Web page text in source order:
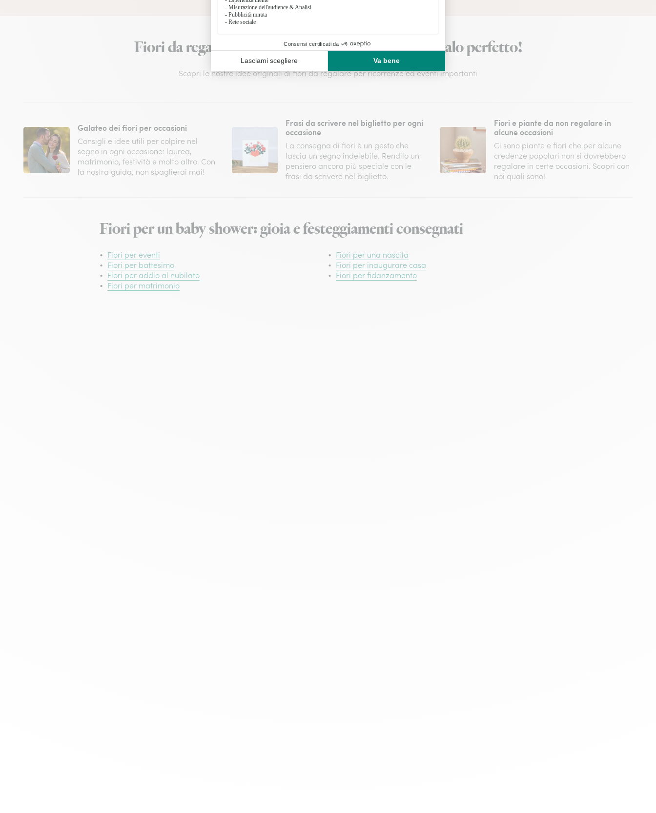
Fiori da regalare per ricorrenze: consigli per un regalo perfetto!
Scopri le nostre idee originali di fiori da regalare per ricorrenze ed eventi importanti
Galateo dei fiori per occasioni
Consigli e idee utili per colpire nel
segno in ogni occasione: laurea,
matrimonio, festività e molto altro. Con
la nostra guida, non sbaglierai mai!
Frasi da scrivere nel biglietto per ogni
occasione
La consegna di fiori è un gesto che
lascia un segno indelebile. Rendilo un
pensiero ancora più speciale con le
frasi da scrivere nel biglietto.
Fiori e piante da non regalare in
alcune occasioni
Ci sono piante e fiori che per alcune
credenze popolari non si dovrebbero
regalare in certe occasioni. Scopri con
noi quali sono!
Fiori per un baby shower: gioia e festeggiamenti consegnati
Fiori per eventi
Fiori per una nascita
Fiori per battesimo
Fiori per inaugurare casa
Fiori per addio al nubilato
Fiori per fidanzamento
Fiori per matrimonio